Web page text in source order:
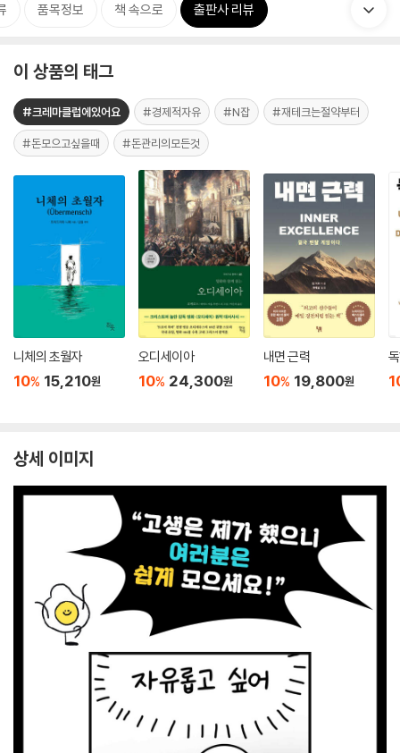
품목정보 책 속으로 출판사 리뷰
이 상품의 태그
#크레마클럽에있어요 #경제적자유 #N잡 #재테크는절약부터
#돈모으고싶을때 #돈관리의모든것
니체의 초월자
10% 15,210원
오디세이아
10% 24,300원
내면 근력
10% 19,800원
상세 이미지